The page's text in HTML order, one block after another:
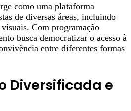
como uma plataforma
de diversas áreas, incluindo
Com programação
busca democratizar o acesso à
entre diferentes formas
Diversificada e